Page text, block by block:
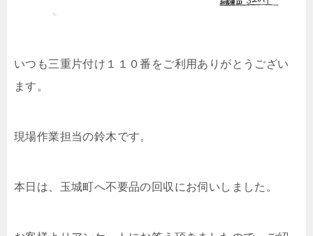
いつも三重片付け１１０番をご利用ありがとうござい
ます。
現場作業担当の鈴木です。
本日は、玉城町へ不要品の回収にお伺いしました。